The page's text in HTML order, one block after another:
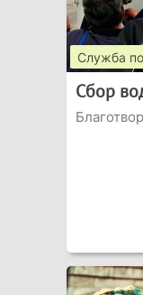
Служба
Сбор